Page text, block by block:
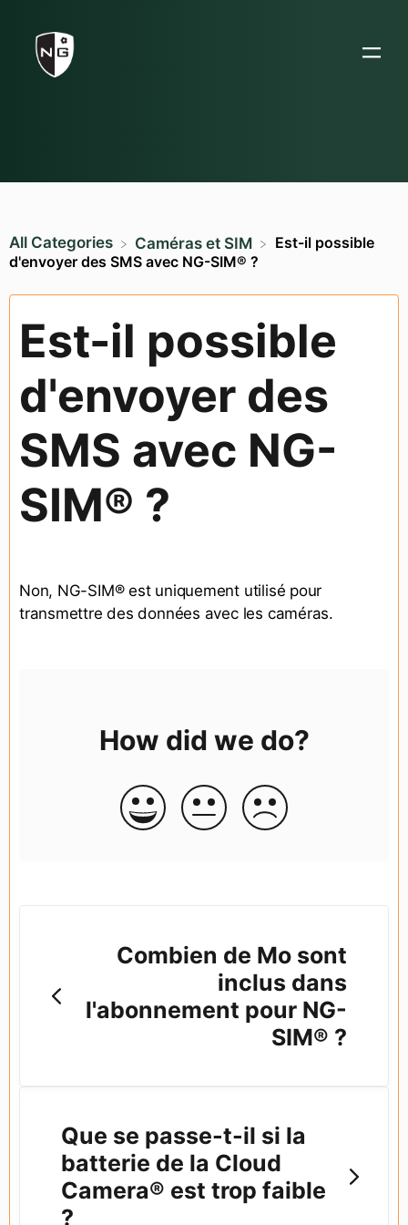
All Categories ​Caméras et SIM
Est-il possible
d'envoyer des SMS avec NG-SIM® ?
Est-il possible
d'envoyer des
SMS avec NG-
SIM® ?
Non, NG-SIM® est uniquement utilisé pour
transmettre des données avec les caméras.
How did we do?
Combien de Mo sont
inclus dans
l'abonnement pour NG-
SIM® ?
Que se passe-t-il si la
batterie de la Cloud
Camera® est trop faible
?